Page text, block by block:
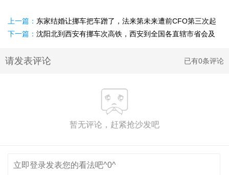
上一篇： 东家结婚让挪车把车蹭了，法来第未来遭前CFO第三次起
诉!向老东家挖人违法吗?
下一篇： 沈阳北到西安有挪车次高铁，西安到全国各直辖市省会及
已有0条评论
请发表评论
暂无评论，赶紧抢沙发吧